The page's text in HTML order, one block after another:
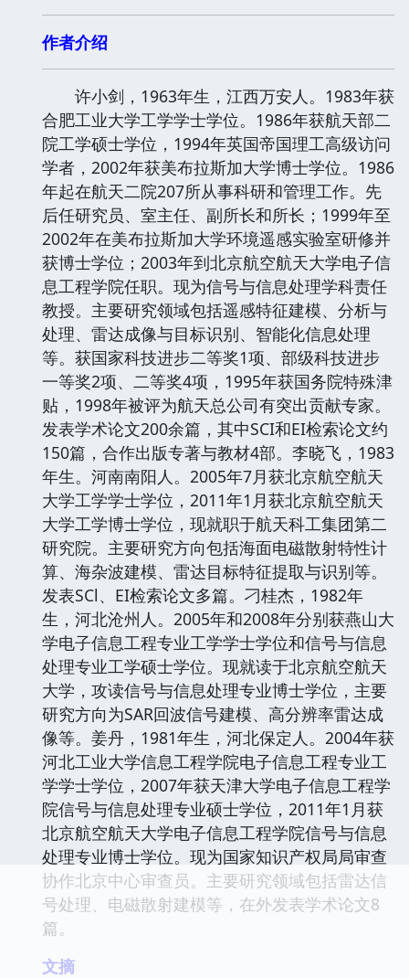
作者介绍
许小剑，1963年生，江西万安人。1983年获
合肥工业大学工学学士学位。1986年获航天部二
院工学硕士学位，1994年英国帝国理工高级访问
学者，2002年获美布拉斯加大学博士学位。1986
年起在航天二院207所从事科研和管理工作。先
后任研究员、室主任、副所长和所长；1999年至
2002年在美布拉斯加大学环境遥感实验室研修并
获博士学位；2003年到北京航空航天大学电子信
息工程学院任职。现为信号与信息处理学科责任
教授。主要研究领域包括遥感特征建模、分析与
处理、雷达成像与目标识别、智能化信息处理
等。获国家科技进步二等奖1项、部级科技进步
一等奖2项、二等奖4项，1995年获国务院特殊津
贴，1998年被评为航天总公司有突出贡献专家。
发表学术论文200余篇，其中SCI和EI检索论文约
150篇，合作出版专著与教材4部。李晓飞，1983
年生。河南南阳人。2005年7月获北京航空航天
大学工学学士学位，2011年1月获北京航空航天
大学工学博士学位，现就职于航天科工集团第二
研究院。主要研究方向包括海面电磁散射特性计
算、海杂波建模、雷达目标特征提取与识别等。
发表SCl、EI检索论文多篇。刁桂杰，1982年
生，河北沧州人。2005年和2008年分别获燕山大
学电子信息工程专业工学学士学位和信号与信息
处理专业工学硕士学位。现就读于北京航空航天
大学，攻读信号与信息处理专业博士学位，主要
研究方向为SAR回波信号建模、高分辨率雷达成
像等。姜丹，1981年生，河北保定人。2004年获
河北工业大学信息工程学院电子信息工程专业工
学学士学位，2007年获天津大学电子信息工程学
院信号与信息处理专业硕士学位，2011年1月获
北京航空航天大学电子信息工程学院信号与信息
处理专业博士学位。现为国家知识产权局局审查
协作北京中心审查员。主要研究领域包括雷达信
号处理、电磁散射建模等，在外发表学术论文8
篇。
文摘